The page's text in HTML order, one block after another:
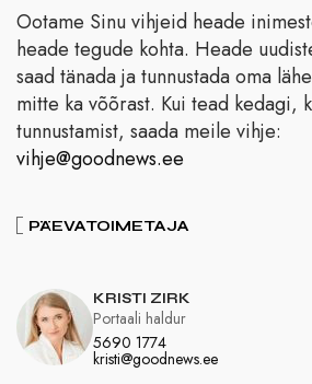
Ootame Sinu vihjeid heade
heade tegude kohta. Heade
saad tänada ja tunnustada oma
mitte ka võõrast. Kui tead kedagi,
tunnustamist, saada meile vihje:
vihje@goodnews.ee
PÄEVATOIMETAJA
KRISTI ZIRK
5690 1774
kristi@goodnews.ee
Portaali haldur